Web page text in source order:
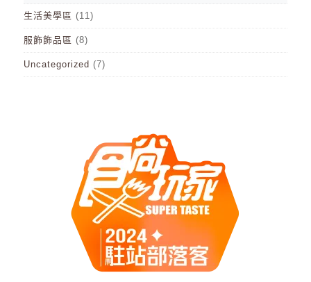
生活美學區 (11)
服飾飾品區 (8)
Uncategorized (7)